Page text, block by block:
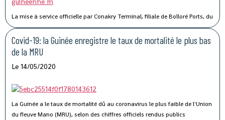
La mise à service officielle par Conakry Terminal, filiale de Bolloré Ports, du
port sec de Kagbelen, permettra « l’amélioration des performances et la
compétitivité du Port Autonome de Conakry ».« Le développement du port
sec de Kagbelen répond au double défi de la gestion optimale des espaces
de stockage du terminal à conteneurs et de la célérité des services de
livraison des véhicules. En complément des nouveaux portiques de parc
permettra l’amélioration des performances et la compétitivité du Port
Autonome de Conakry, », a déclaré Madame Traoré Tahirou Barry,
Directrice générale de Conakry Terminal.
Covid-19: la Guinée enregistre le taux de mortalité le plus bas
de la MRU
Le 14/05/2020
La Guinée a le taux de mortalité dû au coronavirus le plus faible de l'Union
du fleuve Mano (MRU), selon des chiffres officiels rendus publics